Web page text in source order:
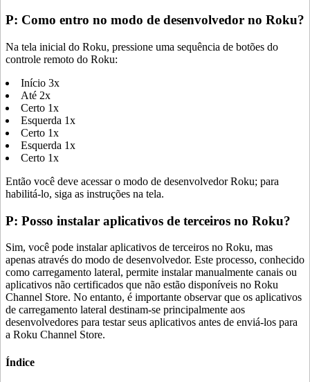
P: Como entro no modo de desenvolvedor no Roku?
Na tela inicial do Roku, pressione uma sequência de botões do
controle remoto do Roku:
Início 3x
Até 2x
Certo 1x
Esquerda 1x
Certo 1x
Esquerda 1x
Certo 1x
Então você deve acessar o modo de desenvolvedor Roku; para
habilitá-lo, siga as instruções na tela.
P: Posso instalar aplicativos de terceiros no Roku?
Sim, você pode instalar aplicativos de terceiros no Roku, mas
apenas através do modo de desenvolvedor. Este processo, conhecido
como carregamento lateral, permite instalar manualmente canais ou
aplicativos não certificados que não estão disponíveis no Roku
Channel Store. No entanto, é importante observar que os aplicativos
de carregamento lateral destinam-se principalmente aos
desenvolvedores para testar seus aplicativos antes de enviá-los para
a Roku Channel Store.
Índice